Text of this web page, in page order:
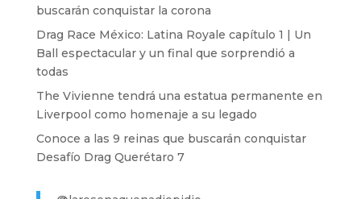
buscarán conquistar la corona
Drag Race México: Latina Royale capítulo 1 | Un
Ball espectacular y un final que sorprendió a
todas
The Vivienne tendrá una estatua permanente en
Liverpool como homenaje a su legado
Conoce a las 9 reinas que buscarán conquistar
Desafío Drag Querétaro 7